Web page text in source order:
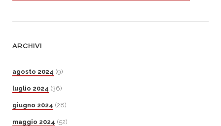
ARCHIVI
agosto 2024 (9)
luglio 2024 (36)
giugno 2024 (28)
maggio 2024 (52)